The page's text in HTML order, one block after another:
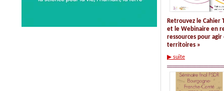
Retrouvez le Cahier
et le Webinaire en
ressources pour
territoires »
▶ suite